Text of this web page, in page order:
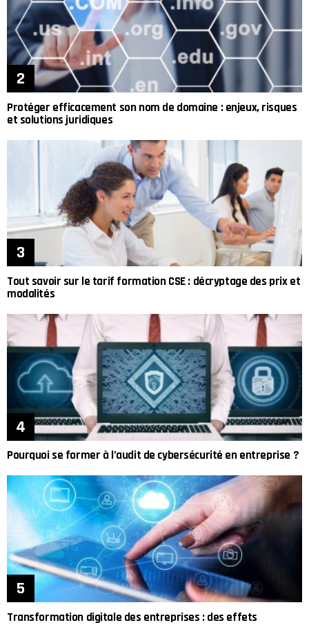
Protéger efficacement son nom de domaine : enjeux, risques
et solutions juridiques
Tout savoir sur le tarif formation CSE : décryptage des prix et
modalités
Pourquoi se former à l’audit de cybersécurité en entreprise ?
Transformation digitale des entreprises : des effets